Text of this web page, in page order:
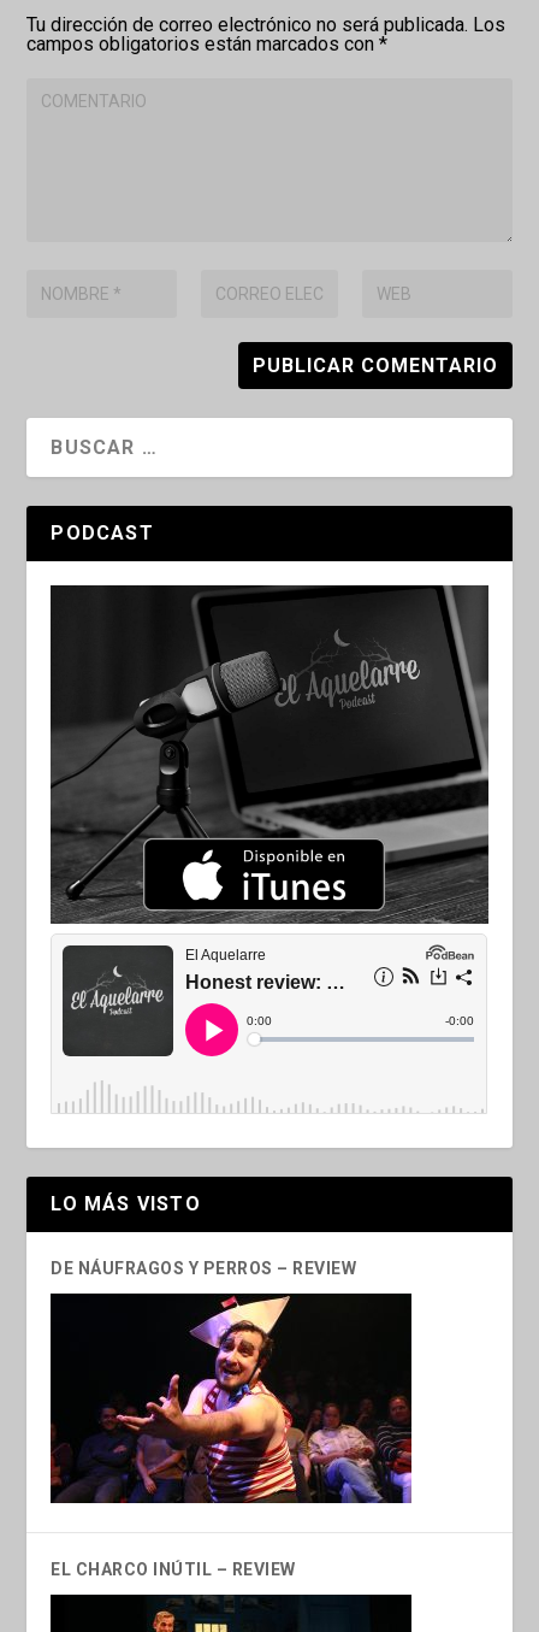
Tu dirección de correo electrónico no será publicada. Los
campos obligatorios están marcados con*
PODCAST
LO MÁS VISTO
DE NÁUFRAGOS Y PERROS – REVIEW
EL CHARCO INÚTIL – REVIEW